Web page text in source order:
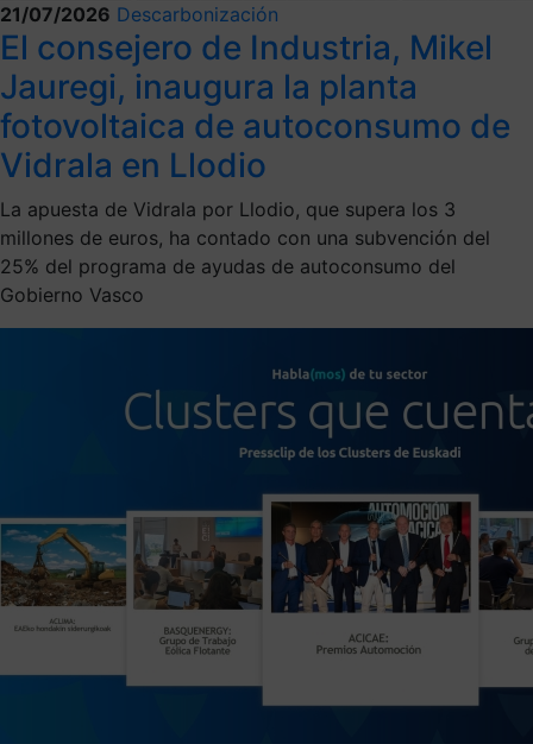
21/07/2026 Descarbonización
El consejero de Industria, Mikel
Jauregi, inaugura la planta
fotovoltaica de autoconsumo de
Vidrala en Llodio
La apuesta de Vidrala por Llodio, que supera los 3
millones de euros, ha contado con una subvención del
25% del programa de ayudas de autoconsumo del
Gobierno Vasco